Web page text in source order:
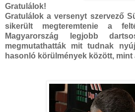
Gratulálok!
Gratulálok a versenyt szervező
sikerült megteremtenie a
Magyarország legjobb
megmutathatták mit tudnak
hasonló körülmények között,